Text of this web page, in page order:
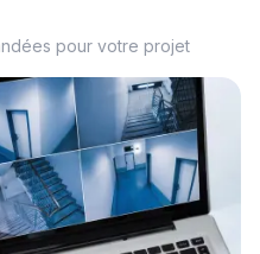
pour votre projet